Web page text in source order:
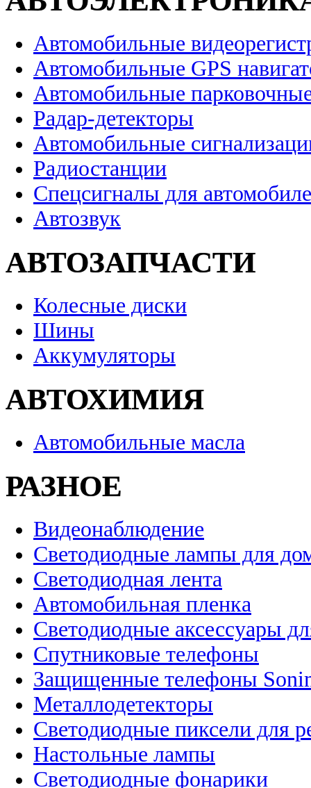
Автомобильные
Автомобильные GPS
Автомобильные
Радар-детекторы
Автомобильные
Радиостанции
Спецсигналы для
Автозвук
АВТОЗАПЧАСТИ
Колесные диски
Шины
Аккумуляторы
АВТОХИМИЯ
Автомобильные масла
РАЗНОЕ
Видеонаблюдение
Светодиодные лампы для
Светодиодная лента
Автомобильная пленка
Светодиодные аксессуары
Спутниковые телефоны
Защищенные телефоны
Металлодетекторы
Светодиодные пиксели для
Настольные лампы
Светодиодные фонарики